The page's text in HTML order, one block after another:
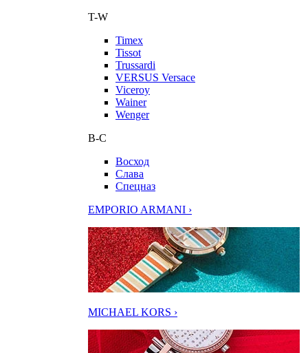
T-W
Timex
Tissot
Trussardi
VERSUS Versace
Viceroy
Wainer
Wenger
В-С
Восход
Слава
Спецназ
EMPORIO ARMANI ›
MICHAEL KORS ›